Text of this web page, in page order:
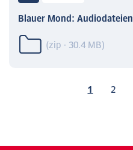
Blauer Mond: Audiodateien
(zip · 30.4 MB)
1 2